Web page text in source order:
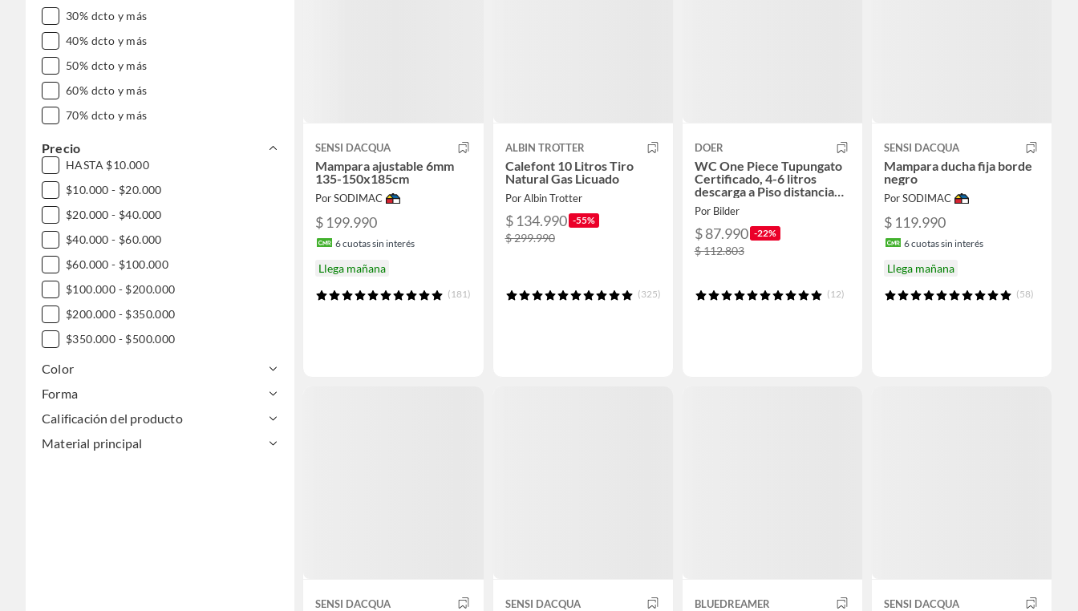
30% dcto y más
40% dcto y más
50% dcto y más
60% dcto y más
70% dcto y más
Precio
HASTA $10.000
$10.000 - $20.000
$20.000 - $40.000
$40.000 - $60.000
$60.000 - $100.000
$100.000 - $200.000
$200.000 - $350.000
$350.000 - $500.000
Color
Forma
Calificación del producto
Material principal
SENSI DACQUA
Mampara ajustable 6mm
135-150x185cm
Por SODIMAC
$ 199.990
6cuotas sin interés
Llega mañana
(181)
ALBIN TROTTER
Calefont 10 Litros Tiro
Natural Gas Licuado
Por Albin Trotter
$ 134.990 -55%
$ 299.990
(325)
DOER
WC One Piece Tupungato
Certificado, 4-6 litros
descarga a Piso distancia
30cm blanco
Por Bilder
$ 87.990 -22%
$ 112.803
(12)
SENSI DACQUA
Mampara ducha fija borde
negro
Por SODIMAC
$ 119.990
6cuotas sin interés
Llega mañana
(58)
SENSI DACQUA SENSI DACQUA BLUEDREAMER SENSI DACQUA